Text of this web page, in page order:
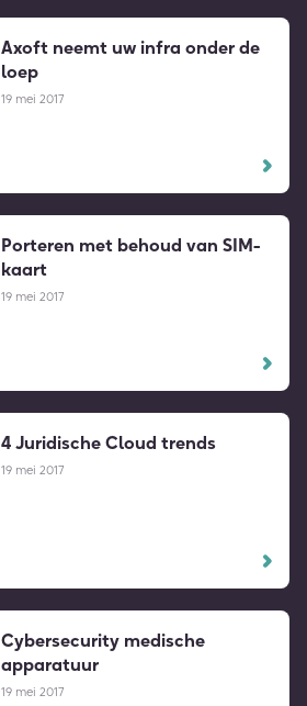
Axoft neemt uw infra onder de
loep
19 mei 2017
Porteren met behoud van SIM-
kaart
19 mei 2017
4 Juridische Cloud trends
19 mei 2017
Cybersecurity medische
apparatuur
19 mei 2017